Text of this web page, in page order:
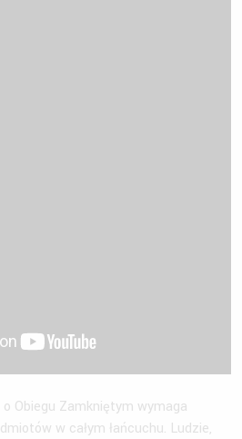
Obiegu Zamkniętym wymaga
w całym łańcuchu. Ludzie,